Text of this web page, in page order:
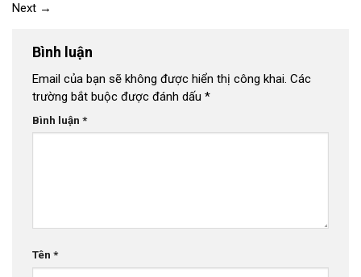
Next →
Bình luận
Email của bạn sẽ không được hiển thị công khai. Các
trường bắt buộc được đánh dấu *
Bình luận *
Tên *